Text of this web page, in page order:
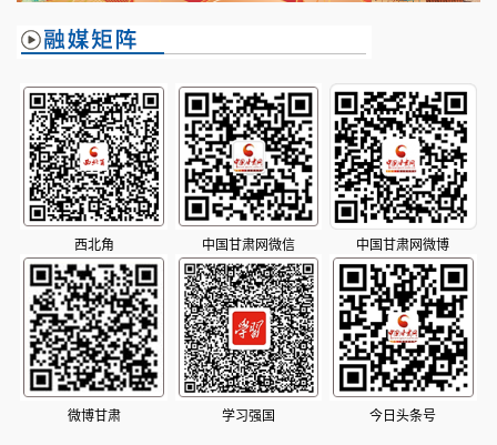
西北角 中国甘肃网微信 中国甘肃网微博
微博甘肃 学习强国 今日头条号